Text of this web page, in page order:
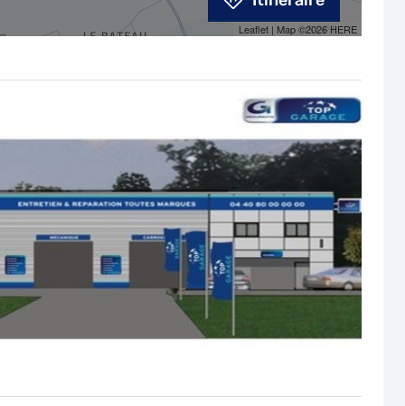
Leaflet | Map ©2026 HERE